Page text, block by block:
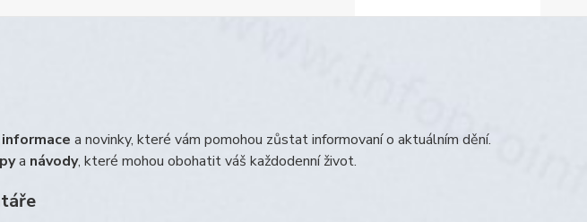
a novinky, které vám pomohou zůstat informovaní o aktuálním dění.
a návody, které mohou obohatit váš každodenní život.